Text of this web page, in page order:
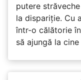
putere
la dispariție. Cu
într-o călătorie
să ajungă la